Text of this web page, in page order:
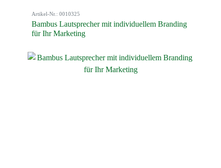
Farbe
Artikel-Nr.: 0010325
Bambus Lautsprecher mit individuellem Branding
für Ihr Marketing